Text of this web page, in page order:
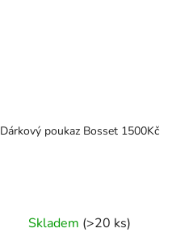
Dárkový poukaz Bosset 1500Kč
Skladem (>20 ks)